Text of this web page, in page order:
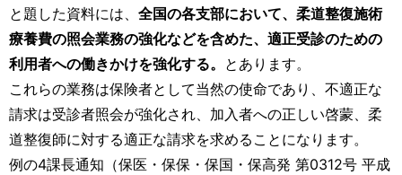
と題した資料には、 全国の各支部において、柔道整復施術
療養費の照会業務の強化などを含めた、適正受診のための
利用者への働きかけを強化する。 とあります。
これらの業務は保険者として当然の使命であり、不適正な
請求は受診者照会が強化され、加入者への正しい啓蒙、柔
道整復師に対する適正な請求を求めることになります。
例の4課長通知（保医・保保・保国・保高発 第0312号 平成